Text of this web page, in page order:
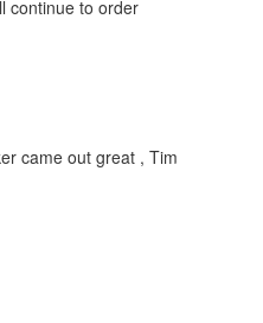
continue to order
came out great , Tim